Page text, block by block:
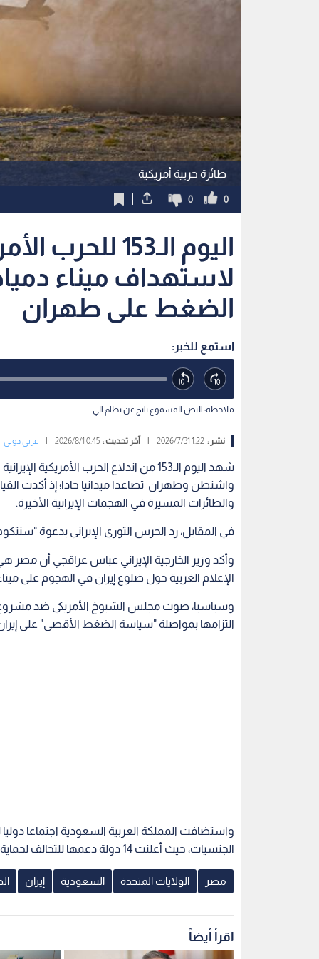
طائرة حربية أمريكية
0
0
اليوم الـ153
لاستهداف ميناء
الضغط على طهران
استمع للخبر:
ملاحظة: النص المسموع ناتج عن نظام آلي
نشر :1:22 2026/7/31 آخر تحديث :0:45 2026/8/1 عربي دولي
واشنطن وطهران تصاعدا ميدانيا حادا؛ إذ أكدت
والطائرات المسيرة في الهجمات الإيرانية الأخيرة.
في المقابل، رد الحرس الثوري الإيراني بدعوة
وأكد وزير الخارجية الإيراني عباس عراقجي أن
الإعلام الغربية حول ضلوع إيران في الهجوم على
وسياسيا، صوت مجلس الشيوخ الأمريكي ضد مشروع
التزامها بمواصلة "سياسة الضغط الأقصى" على
واستضافت المملكة العربية السعودية اجتماعا
الجنسيات، حيث أعلنت 14 دولة دعمها للتحالف لحماية الممرات المائية.
مصر الولايات المتحدة السعودية إيران
اقرأ أيضاً